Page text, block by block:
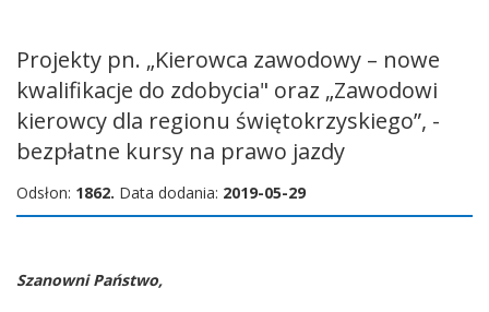
Projekty pn. „Kierowca zawodowy – nowe
kwalifikacje do zdobycia" oraz „Zawodowi
kierowcy dla regionu świętokrzyskiego”, -
bezpłatne kursy na prawo jazdy
Odsłon: 1862. Data dodania: 2019-05-29
Szanowni Państwo,